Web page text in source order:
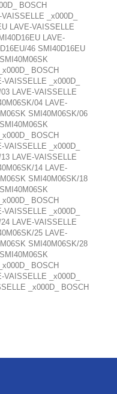
BOSCH
_x000D_
LAVE-VAISSELLE
LAVE-
46 SMI40D16EU
BOSCH
_x000D_
LAVE-VAISSELLE
04 LAVE-
SMI40M06SK/06
BOSCH
_x000D_
LAVE-VAISSELLE
14 LAVE-
SMI40M06SK/18
BOSCH
_x000D_
LAVE-VAISSELLE
25 LAVE-
SMI40M06SK/28
BOSCH
_x000D_
_x000D_ BOSCH